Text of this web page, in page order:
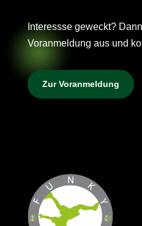
Interessse geweckt?
Voranmeldung aus und
Zur Voranmeldung